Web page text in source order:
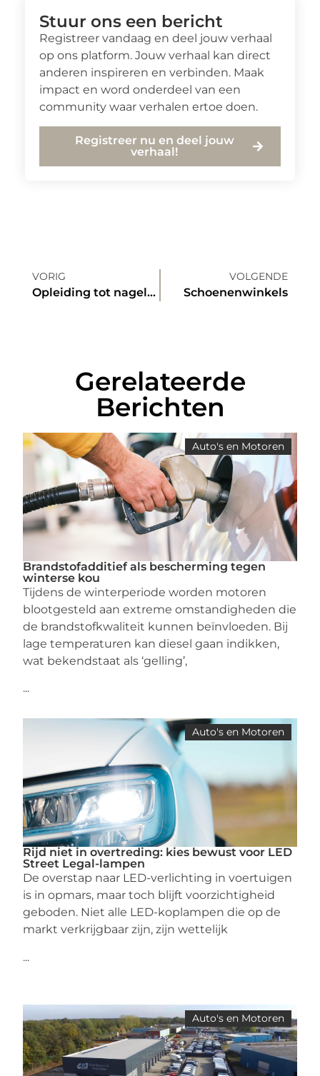
Stuur ons een bericht
Registreer vandaag en deel jouw verhaal
op ons platform. Jouw verhaal kan direct
anderen inspireren en verbinden. Maak
impact en word onderdeel van een
community waar verhalen ertoe doen.
Registreer nu en deel jouw
verhaal!
VORIG
Opleiding tot nagelstyliste en ondernemer tegelijk
VOLGENDE
Schoenenwinkels
Gerelateerde
Berichten
Auto's en Motoren
Brandstofadditief als bescherming tegen
winterse kou
Tijdens de winterperiode worden motoren
blootgesteld aan extreme omstandigheden die
de brandstofkwaliteit kunnen beïnvloeden. Bij
lage temperaturen kan diesel gaan indikken,
wat bekendstaat als ‘gelling’,
...
Auto's en Motoren
Rijd niet in overtreding: kies bewust voor LED
Street Legal-lampen
De overstap naar LED-verlichting in voertuigen
is in opmars, maar toch blijft voorzichtigheid
geboden. Niet alle LED-koplampen die op de
markt verkrijgbaar zijn, zijn wettelijk
...
Auto's en Motoren